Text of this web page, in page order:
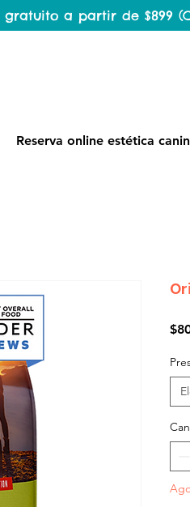
gratuito a partir de $899
Reserva online estética